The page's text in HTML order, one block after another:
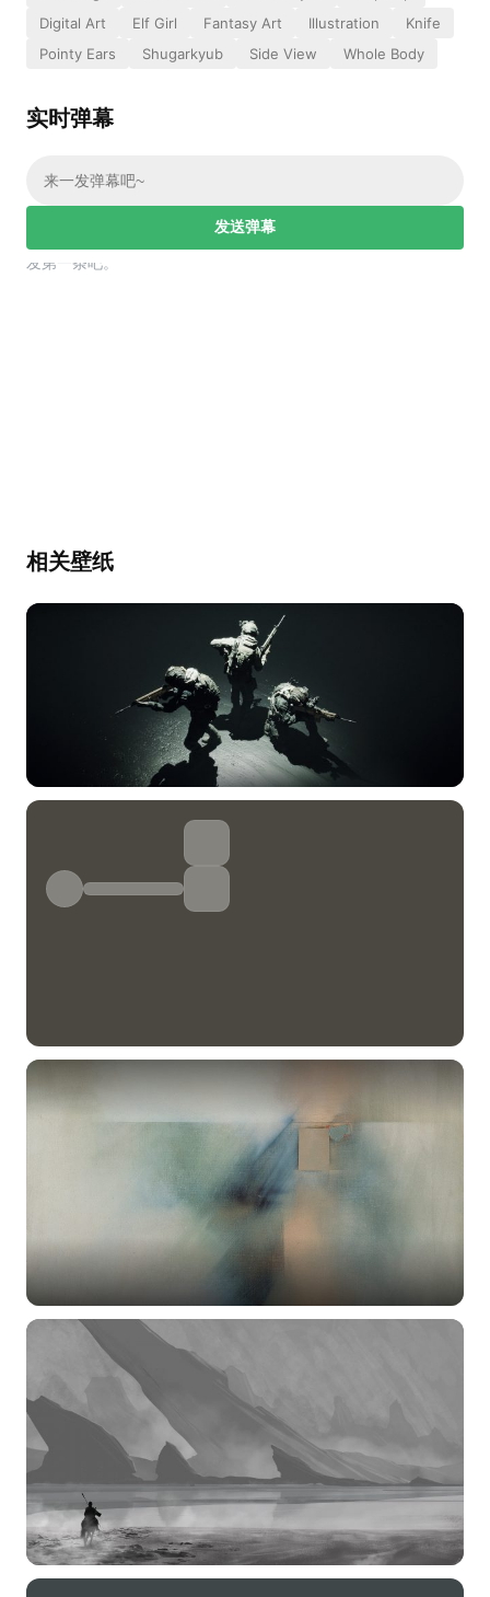
Digital Art
Elf Girl Fantasy Art Illustration
Knife
Pointy Ears
Shugarkyub Side View Whole Body
实时弹幕
发送弹幕
，发第一条吧。
相关壁纸
相关壁纸
选择图片
标题
分类